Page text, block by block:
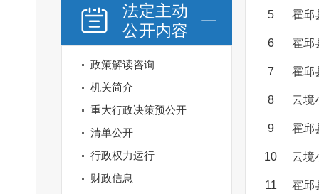
法定主动
公开内容
政策解读咨询
机关简介
重大行政决策预公开
清单公开
行政权力运行
财政信息
5 霍邱
6 霍邱
7 霍邱
8 云境
9 霍邱
10 云境
11 霍邱